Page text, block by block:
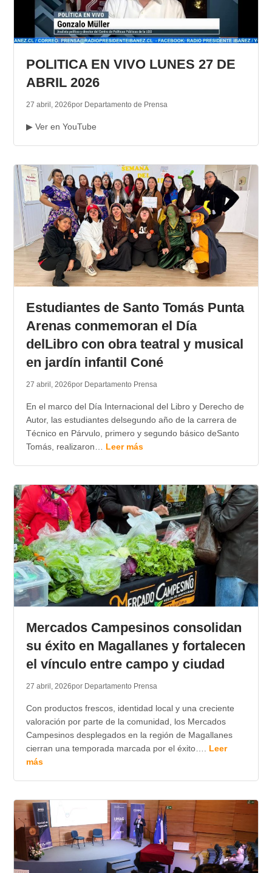
APP MÓVIL
POLITICA EN VIVO LUNES 27 DE
ABRIL 2026
27 abril, 2026por Departamento de Prensa
▶ Ver en YouTube
Estudiantes de Santo Tomás Punta
Arenas conmemoran el Día
delLibro con obra teatral y musical
en jardín infantil Coné
27 abril, 2026por Departamento Prensa
En el marco del Día Internacional del Libro y Derecho de
Autor, las estudiantes delsegundo año de la carrera de
Técnico en Párvulo, primero y segundo básico deSanto
Tomás, realizaron… Leer más
Mercados Campesinos consolidan
su éxito en Magallanes y fortalecen
el vínculo entre campo y ciudad
27 abril, 2026por Departamento Prensa
Con productos frescos, identidad local y una creciente
valoración por parte de la comunidad, los Mercados
Campesinos desplegados en la región de Magallanes
cierran una temporada marcada por el éxito…. Leer
más